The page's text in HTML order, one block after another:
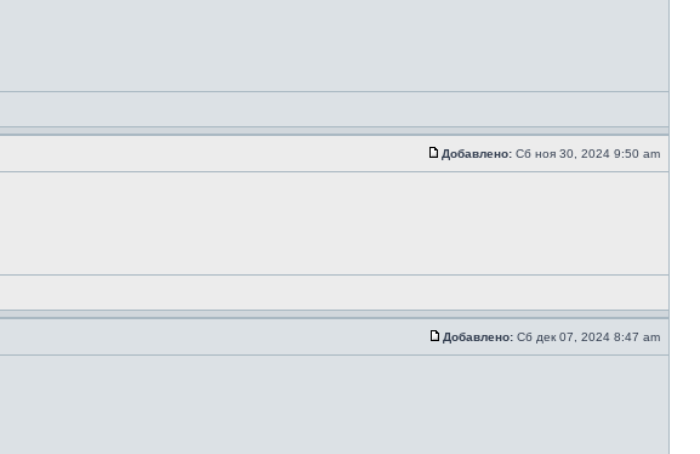
Добавлено: Сб ноя 30, 2024 9:50 am
Добавлено: Сб дек 07, 2024 8:47 am